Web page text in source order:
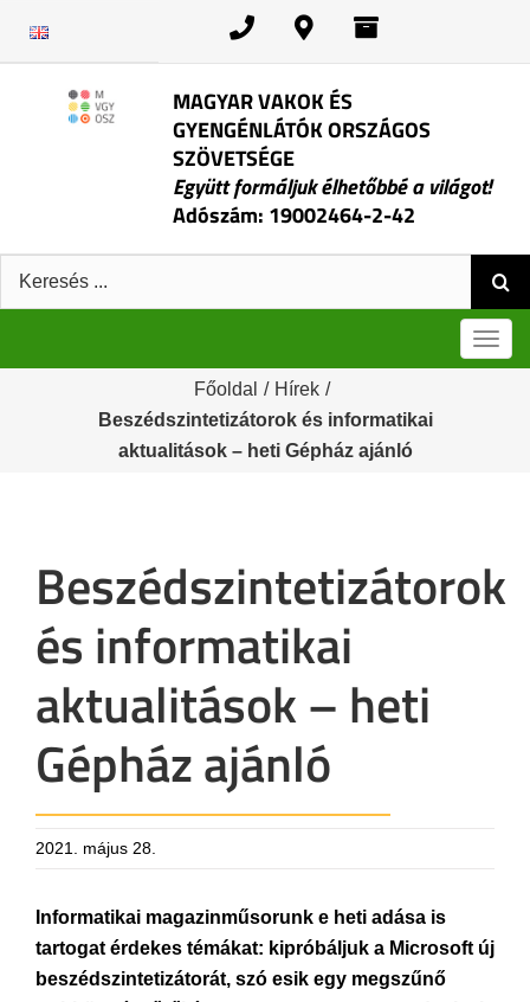
MAGYAR VAKOK ÉS
GYENGÉNLÁTÓK ORSZÁGOS
SZÖVETSÉGE
Együtt formáljuk élhetőbbé a világot!
Adószám: 19002464-2-42
Keresés:
Főoldal / Hírek /
Beszédszintetizátorok és informatikai
aktualitások – heti Gépház ajánló
Beszédszintetizátorok
és informatikai
aktualitások – heti
Gépház ajánló
2021. május 28.
Informatikai magazinműsorunk e heti adása is
tartogat érdekes témákat: kipróbáljuk a Microsoft új
beszédszintetizátorát, szó esik egy megszűnő